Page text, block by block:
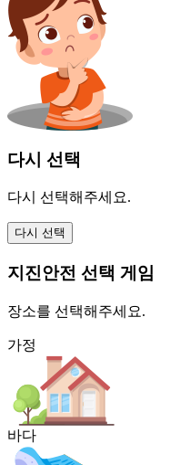
다시 선택
다시 선택해주세요.
지진안전 선택 게임
장소를 선택해주세요.
가정
바다